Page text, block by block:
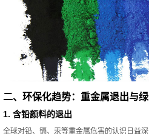
二、环保化趋势：重金属退出与
1. 含铅颜料的退出
全球对铅、镉、汞等重金属危害的认识日益